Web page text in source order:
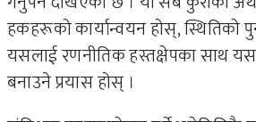
हकहरूको कार्यान्वयन होस्, स्थितिको
यसलाई रणनीतिक हस्तक्षेपका साथ
बनाउने प्रयास होस् ।